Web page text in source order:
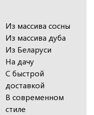
Из массива сосны
Из массива дуба
Из Беларуси
На дачу
С быстрой
доставкой
В современном
стиле